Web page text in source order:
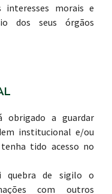
interesses morais e
dos seus órgãos
obrigado a guardar
institucional e/ou
tido acesso no
quebra de sigilo o
com outros